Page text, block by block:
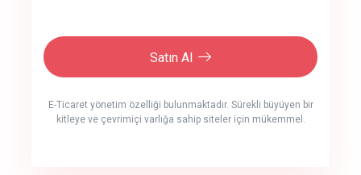
Satın Al
E-Ticaret yönetim özelliği bulunmaktadır. Sürekli büyüyen bir
kitleye ve çevrimiçi varlığa sahip siteler için mükemmel.